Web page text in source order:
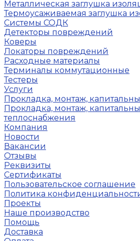
Металлическая заглушка
Термоусаживаемая заглушка
Системы СОДК
Детекторы повреждений
Коверы
Локаторы повреждений
Расходные материалы
Терминалы коммутационные
Тестеры
Услуги
Прокладка, монтаж,
Прокладка, монтаж,
теплоснабжения
Компания
Новости
Вакансии
Отзывы
Реквизиты
Сертификаты
Пользовательское соглашение
Политика
Проекты
Наше производство
Помощь
Доставка